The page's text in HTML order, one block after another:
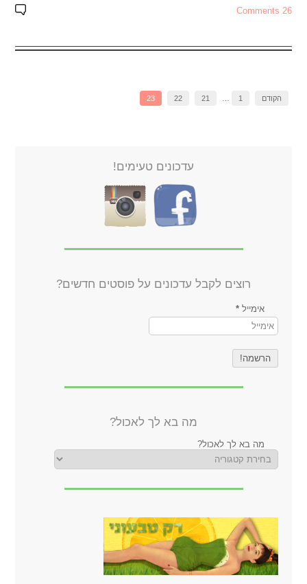
26 Comments
הקודם 1
21
22
23
עדכונים טעימים!
רוצים לקבל עדכונים על פוסטים חדשים?
אימייל*
מה בא לך לאכול?
מה בא לך לאכול?